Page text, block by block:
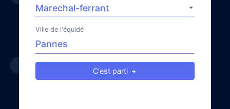
Ville de l'équidé
C'est parti